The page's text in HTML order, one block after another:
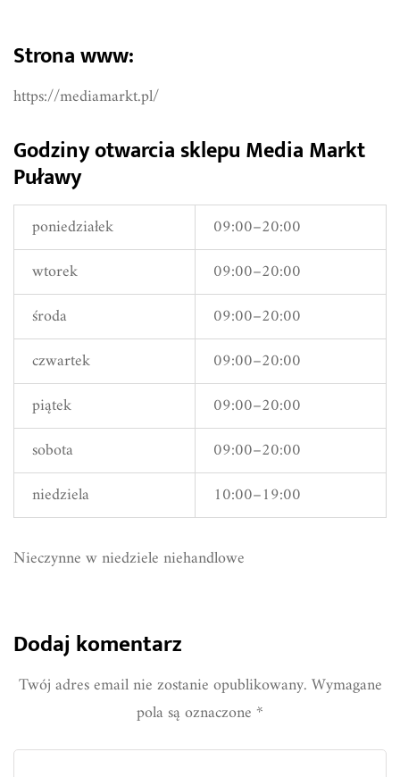
Strona www:
https://mediamarkt.pl/
Godziny otwarcia sklepu Media Markt
Puławy
poniedziałek
09:00–20:00
wtorek
09:00–20:00
środa
09:00–20:00
czwartek
09:00–20:00
piątek
09:00–20:00
sobota
09:00–20:00
niedziela
10:00–19:00
Nieczynne w niedziele niehandlowe
Dodaj komentarz
Twój adres email nie zostanie opublikowany.Wymagane
pola są oznaczone*